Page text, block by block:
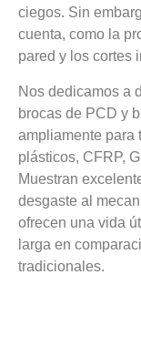
ciegos. Sin
cuenta, como la
pared y los cortes
Nos dedicamos a
brocas de PCD y
ampliamente para
plásticos, CFRP,
Muestran
desgaste al
ofrecen una vida
larga en
tradicionales.